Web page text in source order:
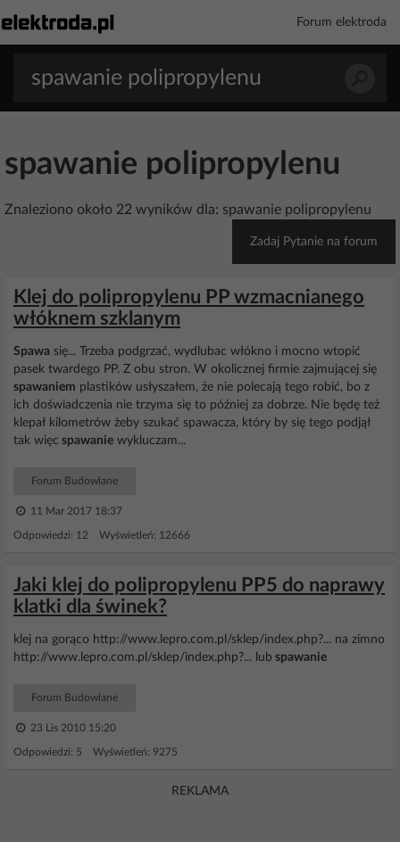
Forum elektroda
spawanie polipropylenu
Znaleziono około 22 wyników dla: spawanie polipropylenu
Zadaj Pytanie na forum
Klej do polipropylenu PP wzmacnianego
włóknem szklanym
Spawa się... Trzeba podgrzać, wydlubac włókno i mocno wtopić
pasek twardego PP. Z obu stron. W okolicznej firmie zajmującej się
spawaniem plastików usłyszałem, że nie polecają tego robić, bo z
ich doświadczenia nie trzyma się to później za dobrze. Nie będę też
klepał kilometrów żeby szukać spawacza, który by się tego podjął
tak więc spawanie wykluczam...
Forum Budowlane
11 Mar 2017 18:37
Odpowiedzi: 12 Wyświetleń: 12666
Jaki klej do polipropylenu PP5 do naprawy
klatki dla świnek?
klej na gorąco http://www.lepro.com.pl/sklep/index.php?... na zimno
http://www.lepro.com.pl/sklep/index.php?... lub spawanie
Forum Budowlane
23 Lis 2010 15:20
Odpowiedzi: 5 Wyświetleń: 9275
REKLAMA